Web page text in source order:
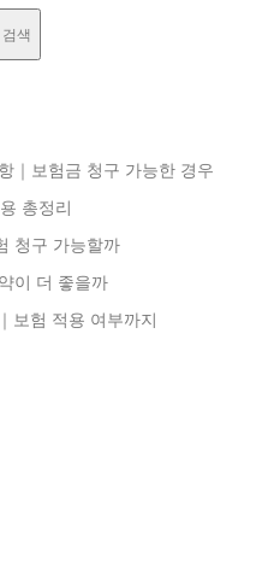
검색
｜보험금 청구 가능한 경우
총정리
청구 가능할까
이 더 좋을까
보험 적용 여부까지